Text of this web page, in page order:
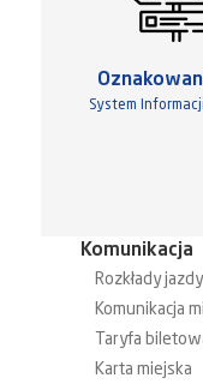
System
Komunikacja
Rozkłady jazdy
Komunikacja
Taryfa
Karta miejska